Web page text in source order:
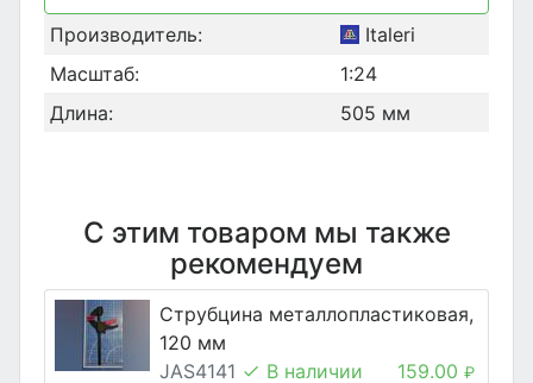
Производитель:
Italeri
Масштаб:
1:24
Длина:
505 мм
С этим товаром мы также
рекомендуем
Струбцина металлопластиковая,
120 мм
JAS4141
В наличии 159.00 ₽